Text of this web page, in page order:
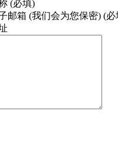
(必填)
邮箱 (我们会为您保密) (必